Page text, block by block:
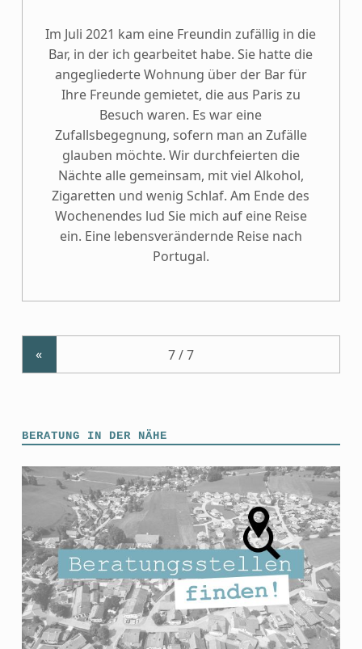
Im Juli 2021 kam eine Freundin zufällig in die
Bar, in der ich gearbeitet habe. Sie hatte die
angegliederte Wohnung über der Bar für
Ihre Freunde gemietet, die aus Paris zu
Besuch waren. Es war eine
Zufallsbegegnung, sofern man an Zufälle
glauben möchte. Wir durchfeierten die
Nächte alle gemeinsam, mit viel Alkohol,
Zigaretten und wenig Schlaf. Am Ende des
Wochenendes lud Sie mich auf eine Reise
ein. Eine lebensverändernde Reise nach
Portugal.
«
BERATUNG IN DER NÄHE